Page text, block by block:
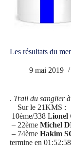
Les résultats du
9 mai 2019
. Trail du sanglier
Sur le 21KMS :
10ème/338 Lionel
– 22ème Michel
– 74ème Hakim
termine en 01:52:58